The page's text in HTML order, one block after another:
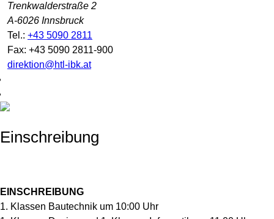
Trenkwalderstraße 2
A-6026 Innsbruck
Tel.: +43 5090 2811
Fax: +43 5090 2811-900
direktion@htl-ibk.at
Einschreibung
EINSCHREIBUNG
1. Klassen Bautechnik um 10:00 Uhr